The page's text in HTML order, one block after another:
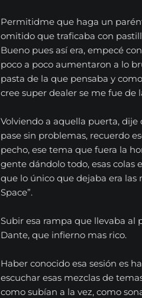
Permitidme que haga un
omitido que traficaba con
Bueno pues así era, empecé
poco a poco aumentaron a lo
pasta de la que pensaba y
cree super dealer se me fue de
Volviendo a aquella puerta, dije
pase sin problemas, recuerdo
pecho, ese tema que fuera la
gente dándolo todo, esas colas
que lo único que dejaba era las
Space”.
Subir esa rampa que llevaba
Dante, que infierno mas rico.
Haber conocido esa sesión es
escuchar esas mezclas de
como subían a la vez, como